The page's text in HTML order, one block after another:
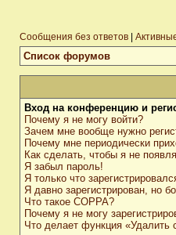
Сообщения без ответов
Список форумов
Вход на конференцию и
Почему я не могу войти?
Зачем мне вообще нужно
Почему мне периодически
Как сделать, чтобы я не
Я забыл пароль!
Я только что
Я давно зарегистрирован, но
Что такое COPPA?
Почему я не могу
Что делает функция «Удалить